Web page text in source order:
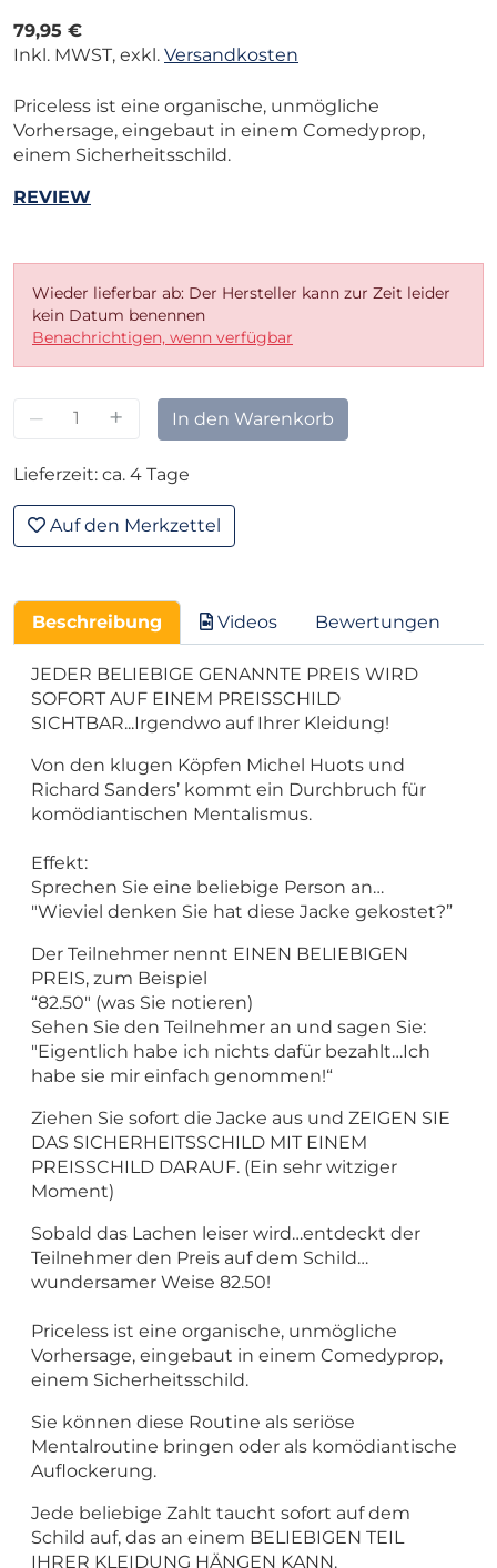
79,95 €
Inkl. MWST, exkl. Versandkosten
Priceless ist eine organische, unmögliche
Vorhersage, eingebaut in einem Comedyprop,
einem Sicherheitsschild.
REVIEW
Wieder lieferbar ab: Der Hersteller kann zur Zeit leider
kein Datum benennen
Benachrichtigen, wenn verfügbar
– + In den Warenkorb
Lieferzeit: ca. 4 Tage
Auf den Merkzettel
Beschreibung Videos Bewertungen
JEDER BELIEBIGE GENANNTE PREIS WIRD
SOFORT AUF EINEM PREISSCHILD
SICHTBAR...Irgendwo auf Ihrer Kleidung!
Von den klugen Köpfen Michel Huots und
Richard Sanders’ kommt ein Durchbruch für
komödiantischen Mentalismus.
Effekt:
Sprechen Sie eine beliebige Person an…
"Wieviel denken Sie hat diese Jacke gekostet?”
Der Teilnehmer nennt EINEN BELIEBIGEN
PREIS, zum Beispiel
“82.50" (was Sie notieren)
Sehen Sie den Teilnehmer an und sagen Sie:
"Eigentlich habe ich nichts dafür bezahlt…Ich
habe sie mir einfach genommen!“
Ziehen Sie sofort die Jacke aus und ZEIGEN SIE
DAS SICHERHEITSSCHILD MIT EINEM
PREISSCHILD DARAUF. (Ein sehr witziger
Moment)
Sobald das Lachen leiser wird…entdeckt der
Teilnehmer den Preis auf dem Schild…
wundersamer Weise 82.50!
Priceless ist eine organische, unmögliche
Vorhersage, eingebaut in einem Comedyprop,
einem Sicherheitsschild.
Sie können diese Routine als seriöse
Mentalroutine bringen oder als komödiantische
Auflockerung.
Jede beliebige Zahlt taucht sofort auf dem
Schild auf, das an einem BELIEBIGEN TEIL
IHRER KLEIDUNG HÄNGEN KANN.